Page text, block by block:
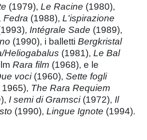
(1979), Le Racine (1980),
Fedra (1988), L'ispirazione
Intégrale Sade (1989),
(1990), i balletti Bergkristal
Heliogabalus (1981), Le Bal
Rara film (1968), e le
voci(1960), Sette fogli
The Rara Requiem
I semi di Gramsci(1972), Il
(1990), Lingue Ignote (1994).